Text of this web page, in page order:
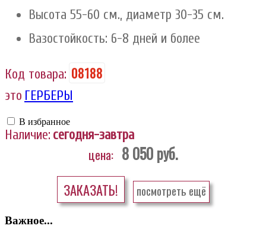
Высота 55-60 см., диаметр 30-35 см.
Вазостойкость: 6-8 дней и более
Код товара: 08188
это ГЕРБЕРЫ
В избранное
Наличие: сегодня-завтра
цена: 8 050руб.
ЗАКАЗАТЬ! посмотреть ещё
Важное...